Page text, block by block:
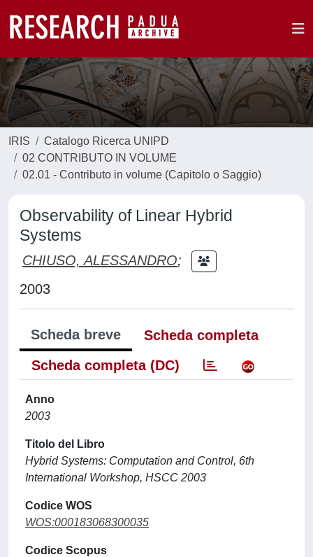
IRIS
Catalogo Ricerca UNIPD
02 CONTRIBUTO IN VOLUME
02.01 - Contributo in volume (Capitolo o Saggio)
Observability of Linear Hybrid
Systems
CHIUSO, ALESSANDRO;
2003
Scheda breve
Scheda completa
Scheda completa (DC)
Anno
2003
Titolo del Libro
Hybrid Systems: Computation and Control, 6th
International Workshop, HSCC 2003
Codice WOS
WOS:000183068300035
Codice Scopus